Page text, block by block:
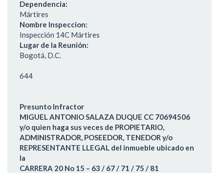
Dependencia:
Mártires
Nombre Inspeccion:
Inspección 14C Mártires
Lugar de la Reunión:
Bogotá, D.C.
644
Presunto Infractor
MIGUEL ANTONIO SALAZA DUQUE CC 70694506
y/o quien haga sus veces de PROPIETARIO,
ADMINISTRADOR, POSEEDOR, TENEDOR y/o
REPRESENTANTE LLEGAL del inmueble ubicado en
la
CARRERA 20 No 15 – 63 / 67 / 71 / 75 / 81